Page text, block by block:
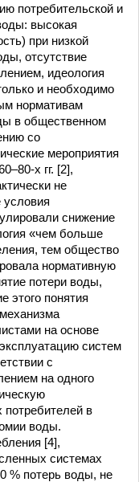
потребительской и
высокая
при низкой
отсутствие
идеология
и необходимо
нормативам
в общественном
со
мероприятия
х гг. [2],
не
условия
снижение
«чем больше
тем общество
нормативную
потери воды,
этого понятия
на основе
систем
с
на одного
потребителей в
воды.
[4],
системах
% потерь воды, не